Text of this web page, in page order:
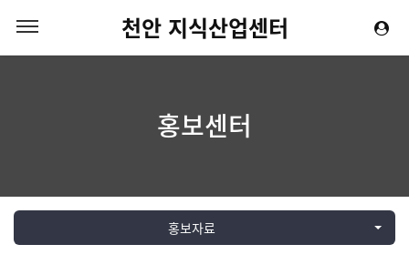
천안 지식산업센터
홍보센터
홍보자료